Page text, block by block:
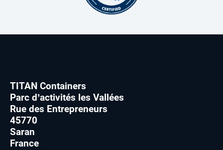
TITAN Containers
Parc d’activités les Vallées
Rue des Entrepreneurs
45770
Saran
France